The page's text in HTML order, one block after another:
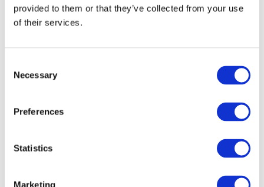
provided to them or that they’ve collected from your use
of their services.
Selection
Necessary
Preferences
Statistics
Marketing
Заходи